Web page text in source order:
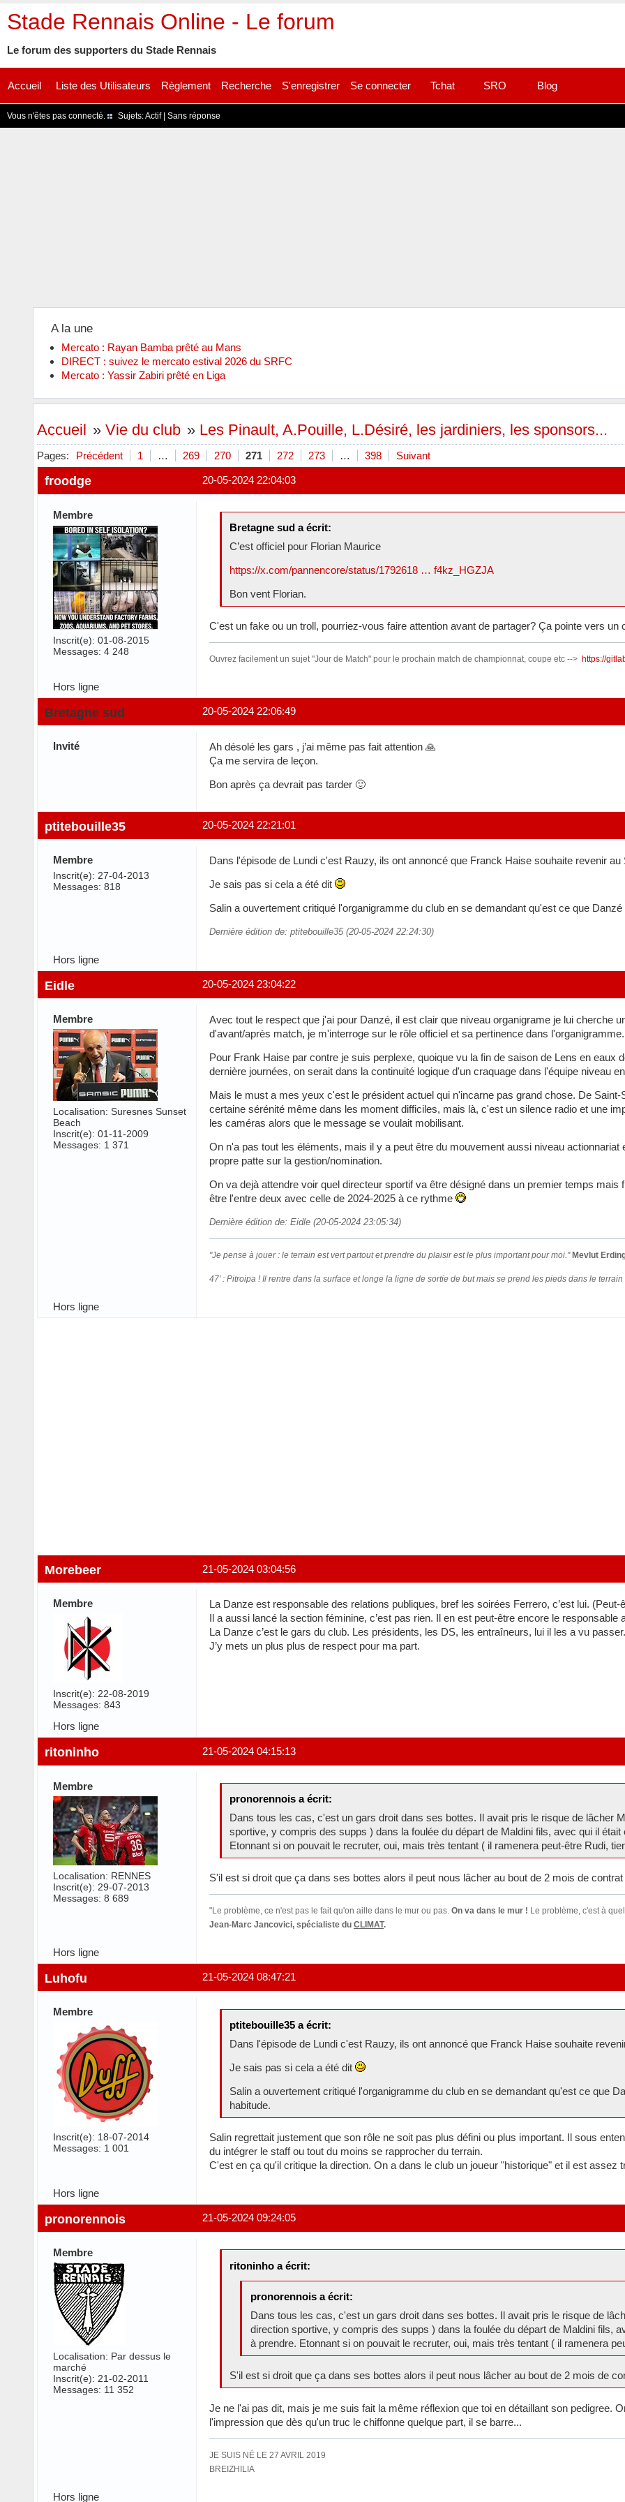
Stade Rennais Online - Le forum
Le forum des supporters du Stade Rennais
Accueil Liste des Utilisateurs Règlement Recherche S'enregistrer Se connecter Tchat SRO Blog
Vous n'êtes pas connecté. Sujets:Actif| Sans réponse
A la une
Mercato : Rayan Bamba prêté au Mans
DIRECT : suivez le mercato estival 2026 du SRFC
Mercato : Yassir Zabiri prêté en Liga
Accueil » Vie du club » Les Pinault, A.Pouille, L.Désiré, les jardiniers, les sponsors...
Pages: Précédent 1 … 269 270 271 272 273 … 398 Suivant
20-05-2024 22:04:03
froodge
Membre
Inscrit(e): 01-08-2015
Messages: 4 248
Bretagne sud a écrit:
C’est officiel pour Florian Maurice
https://x.com/pannencore/status/1792618 … f4kz_HGZJA
Bon vent Florian.
C'est un fake ou un troll, pourriez-vous faire attention avant de partager? Ça pointe vers un
Ouvrez facilement un sujet "Jour de Match" pour le prochain match de championnat, coupe etc --> https://
Hors ligne
20-05-2024 22:06:49
Bretagne sud
Invité
Ah désolé les gars , j’ai même pas fait attention 🙏
Ça me servira de leçon.
Bon après ça devrait pas tarder 🙂
20-05-2024 22:21:01
ptitebouille35
Membre
Inscrit(e): 27-04-2013
Messages: 818
Dans l'épisode de Lundi c'est Rauzy, ils ont annoncé que Franck Haise souhaite revenir
Je sais pas si cela a été dit
Salin a ouvertement critiqué l'organigramme du club en se demandant qu'est ce que
Dernière édition de: ptitebouille35 (20-05-2024 22:24:30)
Hors ligne
20-05-2024 23:04:22
Eidle
Membre
Localisation: Suresnes Sunset
Beach
Inscrit(e): 01-11-2009
Messages: 1 371
Avec tout le respect que j'ai pour Danzé, il est clair que niveau organigrame je lui cherche
d'avant/après match, je m'interroge sur le rôle officiel et sa pertinence dans l'organigramme.
Pour Frank Haise par contre je suis perplexe, quoique vu la fin de saison de Lens en eaux
dernière journées, on serait dans la continuité logique d'un craquage dans l'équipe niveau
Mais le must a mes yeux c'est le président actuel qui n'incarne pas grand chose. De
certaine sérénité même dans les moment difficiles, mais là, c'est un silence radio et une
les caméras alors que le message se voulait mobilisant.
On n'a pas tout les éléments, mais il y a peut être du mouvement aussi niveau
propre patte sur la gestion/nomination.
On va dejà attendre voir quel directeur sportif va être désigné dans un premier temps
être l'entre deux avec celle de 2024-2025 à ce rythme
Dernière édition de: Eidle (20-05-2024 23:05:34)
"Je pense à jouer : le terrain est vert partout et prendre du plaisir est le plus important pour moi." Mevlut
47' : Pitroipa ! Il rentre dans la surface et longe la ligne de sortie de but mais se prend les pieds dans le terrain
Hors ligne
21-05-2024 03:04:56
Morebeer
Membre
Inscrit(e): 22-08-2019
Messages: 843
La Danze est responsable des relations publiques, bref les soirées Ferrero, c’est lui.
Il a aussi lancé la section féminine, c’est pas rien. Il en est peut-être encore le responsable
La Danze c’est le gars du club. Les présidents, les DS, les entraîneurs, lui il les a vu
J’y mets un plus plus de respect pour ma part.
Hors ligne
21-05-2024 04:15:13
ritoninho
Membre
Localisation: RENNES
Inscrit(e): 29-07-2013
Messages: 8 689
pronorennois a écrit:
Dans tous les cas, c'est un gars droit dans ses bottes. Il avait pris le risque de lâcher
sportive, y compris des supps ) dans la foulée du départ de Maldini fils, avec qui il
Etonnant si on pouvait le recruter, oui, mais très tentant ( il ramenera peut-être Rudi,
S'il est si droit que ça dans ses bottes alors il peut nous lâcher au bout de 2 mois de
"Le problème, ce n'est pas le fait qu'on aille dans le mur ou pas.On va dans le mur ! Le problème, c'est à
Jean-Marc Jancovici, spécialiste duCLIMAT.
Hors ligne
21-05-2024 08:47:21
Luhofu
Membre
Inscrit(e): 18-07-2014
Messages: 1 001
ptitebouille35 a écrit:
Dans l'épisode de Lundi c'est Rauzy, ils ont annoncé que Franck Haise souhaite
Je sais pas si cela a été dit
Salin a ouvertement critiqué l'organigramme du club en se demandant qu'est ce que
habitude.
Salin regrettait justement que son rôle ne soit pas plus défini ou plus important. Il sous
du intégrer le staff ou tout du moins se rapprocher du terrain.
C'est en ça qu'il critique la direction. On a dans le club un joueur "historique" et il est assez
Hors ligne
21-05-2024 09:24:05
pronorennois
Membre
Localisation: Par dessus le
marché
Inscrit(e): 21-02-2011
Messages: 11 352
ritoninho a écrit:
pronorennois a écrit:
Dans tous les cas, c'est un gars droit dans ses bottes. Il avait pris le risque de
direction sportive, y compris des supps ) dans la foulée du départ de Maldini fils,
à prendre. Etonnant si on pouvait le recruter, oui, mais très tentant ( il ramenera
S'il est si droit que ça dans ses bottes alors il peut nous lâcher au bout de 2 mois de
Je ne l'ai pas dit, mais je me suis fait la même réflexion que toi en détaillant son pedigree.
l'impression que dès qu'un truc le chiffonne quelque part, il se barre...
JE SUIS NÉ LE 27 AVRIL 2019
BREIZHILIA
Hors ligne